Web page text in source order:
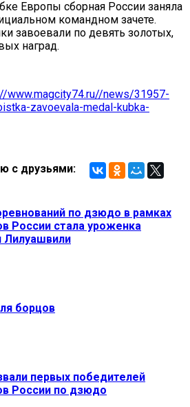
Европы сборная России заняла
командном зачете.
завоевали по девять золотых,
наград.
www.magcity74.ru//news/31957-
zavoevala-medal-kubka-
с друзьями:
по дзюдо в рамках
России стала уроженка
Лилуашвили
борцов
первых победителей
России по дзюдо